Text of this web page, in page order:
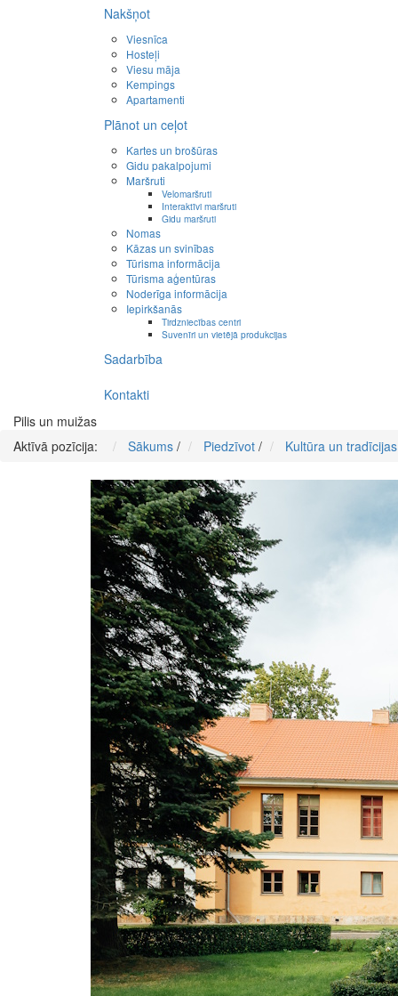
Nakšņot
Viesnīca
Hosteļi
Viesu māja
Kempings
Apartamenti
Plānot un ceļot
Kartes un brošūras
Gidu pakalpojumi
Maršruti
Velomaršruti
Interaktīvi maršruti
Gidu maršruti
Nomas
Kāzas un svinības
Tūrisma informācija
Tūrisma aģentūras
Noderīga informācija
Iepirkšanās
Tirdzniecības centri
Suvenīri un vietējā produkcijas
Sadarbība
Kontakti
Pilis un muižas
Aktīvā pozīcija:
Sākums / Piedzīvot / Kultūra un tradīcijas